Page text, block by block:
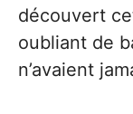
découvert
oubliant de
n’avaient